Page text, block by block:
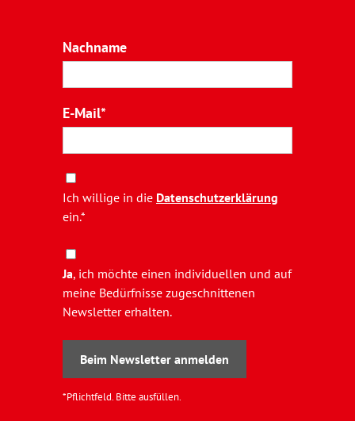
Nachname
E-Mail
Ich willige in die Datenschutzerklärung
ein.*
Ja, ich möchte einen individuellen und auf
meine Bedürfnisse zugeschnittenen
Newsletter erhalten.
Beim Newsletter anmelden
*Pflichtfeld. Bitte ausfüllen.